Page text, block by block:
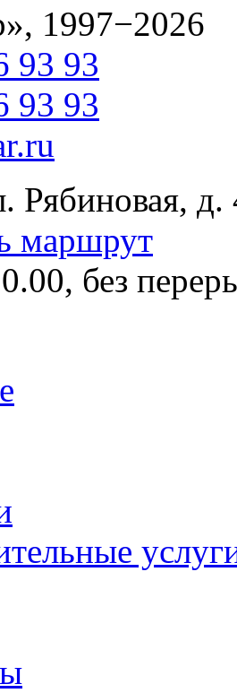
1997−2026
93 93
93 93
Рябиновая, д.
маршрут
без